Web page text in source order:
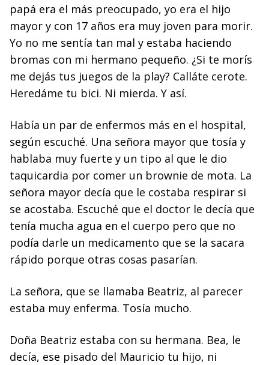
papá era el más preocupado, yo era el hijo
mayor y con 17 años era muy joven para morir.
Yo no me sentía tan mal y estaba haciendo
bromas con mi hermano pequeño. ¿Si te morís
me dejás tus juegos de la play? Calláte cerote.
Heredáme tu bici. Ni mierda. Y así.
Había un par de enfermos más en el hospital,
según escuché. Una señora mayor que tosía y
hablaba muy fuerte y un tipo al que le dio
taquicardia por comer un brownie de mota. La
señora mayor decía que le costaba respirar si
se acostaba. Escuché que el doctor le decía que
tenía mucha agua en el cuerpo pero que no
podía darle un medicamento que se la sacara
rápido porque otras cosas pasarían.
La señora, que se llamaba Beatriz, al parecer
estaba muy enferma. Tosía mucho.
Doña Beatriz estaba con su hermana. Bea, le
decía, ese pisado del Mauricio tu hijo, ni